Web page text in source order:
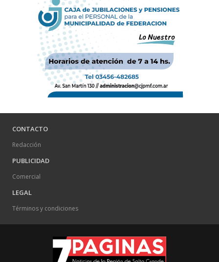
CONTACTO
Redacción
PUBLICIDAD
Comercial
LEGAL
Términos y condiciones